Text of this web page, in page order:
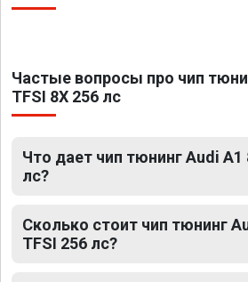
Частые вопросы про чип
TFSI 8X 256 лс
Что дает чип тюнинг Audi A1
лс?
Сколько стоит чип тюнинг
TFSI 256 лс?